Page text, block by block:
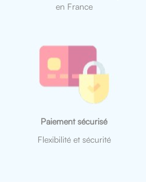
en France
Paiement sécurisé
Flexibilité et sécurité